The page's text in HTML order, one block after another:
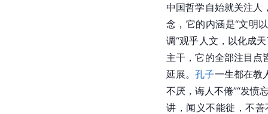
中国哲学 自始就关注人
念，它的内涵是“文明
调“观乎人文，以化成
主干，它的全部注目点
延展。孔子一生都在教
不厌，诲人不倦”“发愤
讲，闻义不能徙，不